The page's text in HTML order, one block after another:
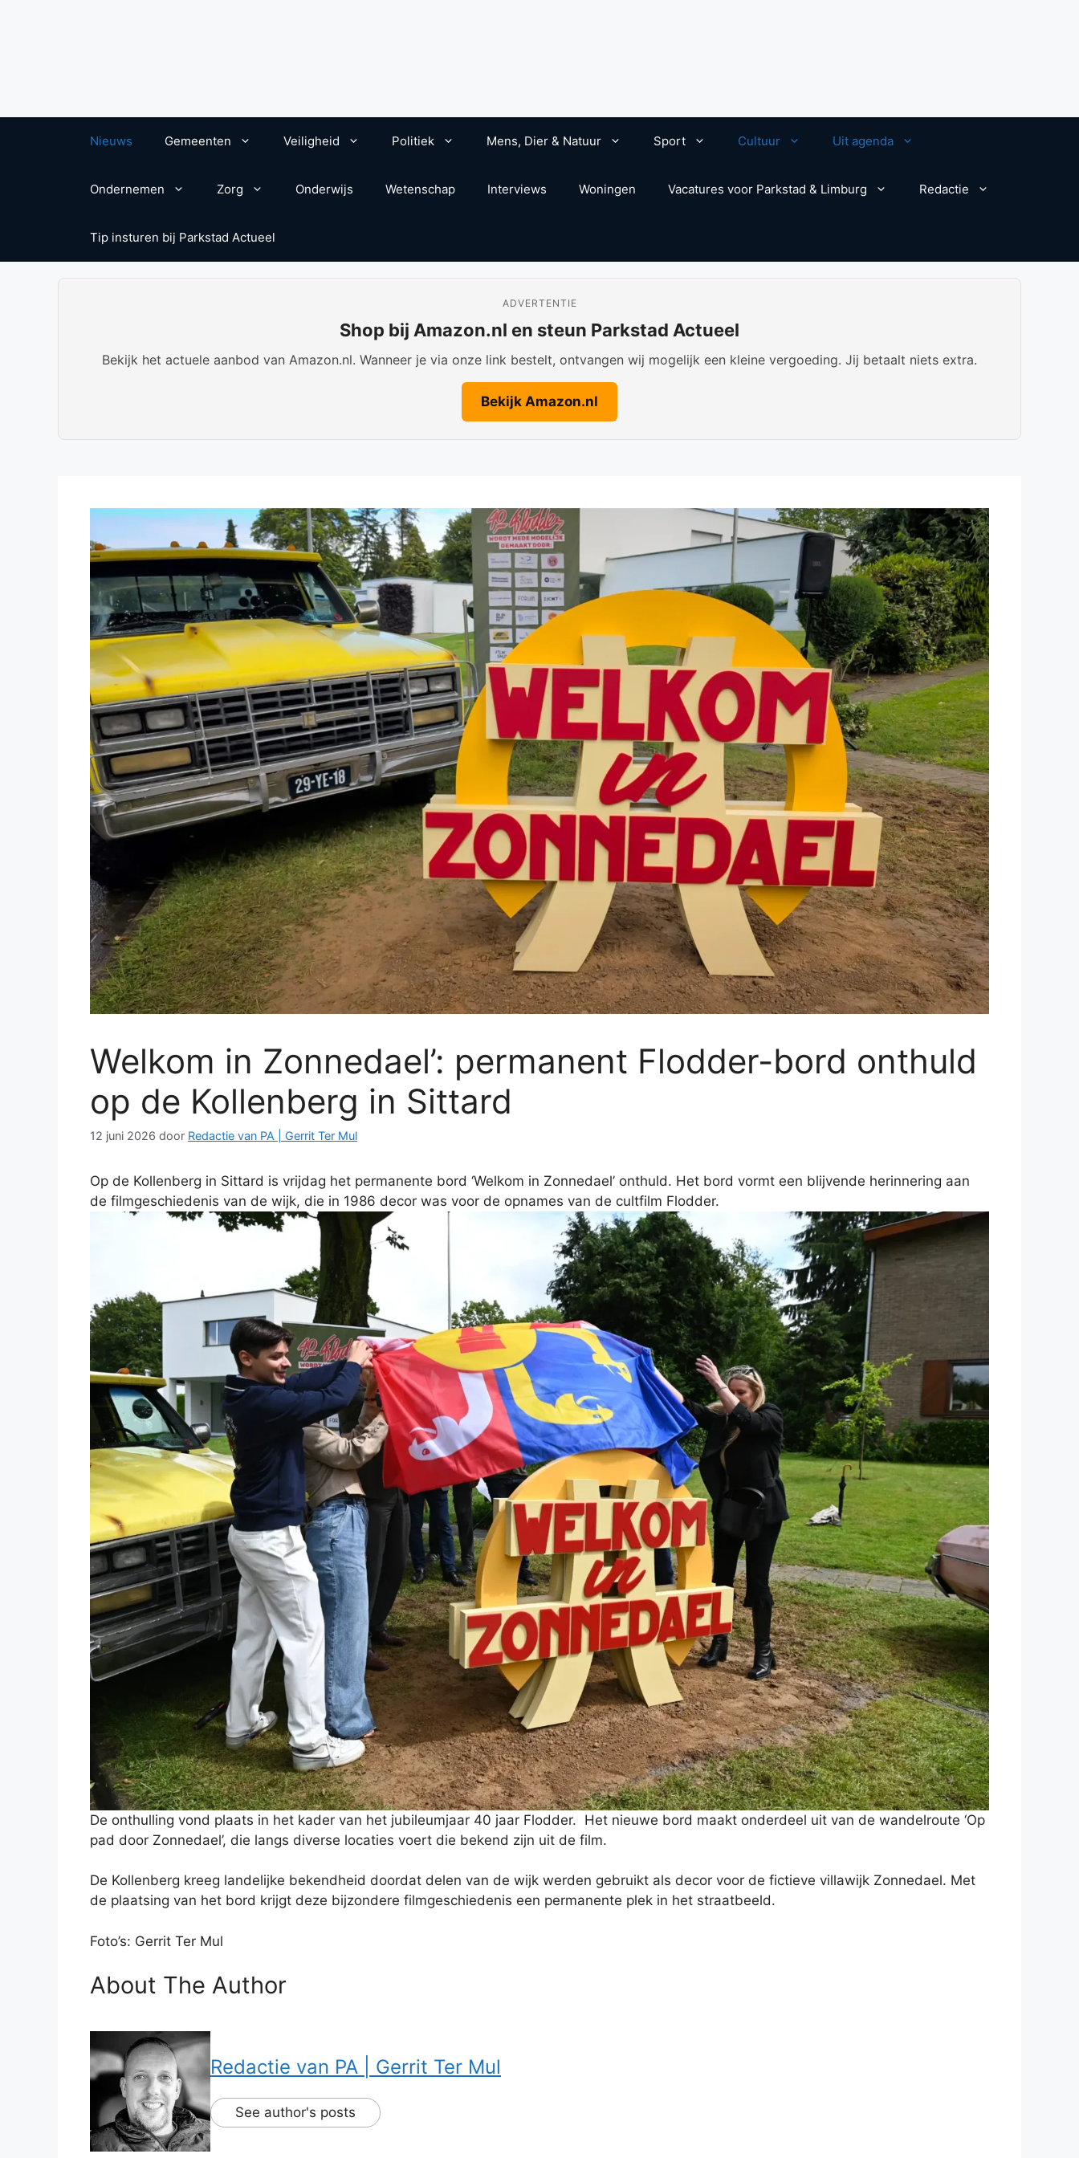
Nieuws Gemeenten Veiligheid Politiek Mens, Dier & Natuur Sport Cultuur Uit agenda
Ondernemen Zorg Onderwijs Wetenschap Interviews Woningen Vacatures voor Parkstad & Limburg Redactie
Tip insturen bij Parkstad Actueel
ADVERTENTIE
Shop bij Amazon.nl en steun Parkstad Actueel
Bekijk het actuele aanbod van Amazon.nl. Wanneer je via onze link bestelt, ontvangen wij mogelijk een kleine vergoeding. Jij betaalt niets extra.
Bekijk Amazon.nl
Welkom in Zonnedael’: permanent Flodder-bord onthuld
op de Kollenberg in Sittard
12 juni 2026 door Redactie van PA | Gerrit Ter Mul
Op de Kollenberg in Sittard is vrijdag het permanente bord ‘Welkom in Zonnedael’ onthuld. Het bord vormt een blijvende herinnering aan
de filmgeschiedenis van de wijk, die in 1986 decor was voor de opnames van de cultfilm Flodder.
De onthulling vond plaats in het kader van het jubileumjaar 40 jaar Flodder. Het nieuwe bord maakt onderdeel uit van de wandelroute ‘Op
pad door Zonnedael’, die langs diverse locaties voert die bekend zijn uit de film.
De Kollenberg kreeg landelijke bekendheid doordat delen van de wijk werden gebruikt als decor voor de fictieve villawijk Zonnedael. Met
de plaatsing van het bord krijgt deze bijzondere filmgeschiedenis een permanente plek in het straatbeeld.
Foto’s: Gerrit Ter Mul
About The Author
Redactie van PA | Gerrit Ter Mul
See author's posts